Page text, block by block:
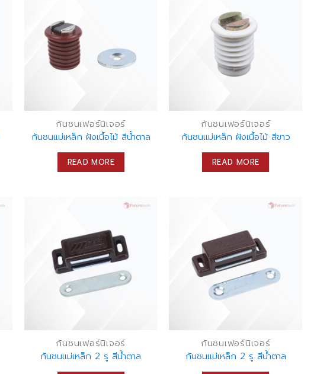
กันชนเฟอร์นิเจอร์
กันชนแม่เหล็ก ฝังเนื้อไม้ สีน้ำตาล
READ MORE
กันชนเฟอร์นิเจอร์
กันชนแม่เหล็ก ฝังเนื้อไม้ สีขาว
READ MORE
กันชนเฟอร์นิเจอร์
กันชนแม่เหล็ก 2 รู สีน้ำตาล
กันชนเฟอร์นิเจอร์
กันชนแม่เหล็ก 2 รู สีน้ำตาล